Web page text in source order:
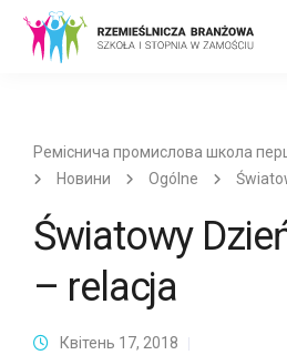
Реміснича промислова школа
Новини
Ogólne
Światowy
– relacja
Квітень 17, 2018